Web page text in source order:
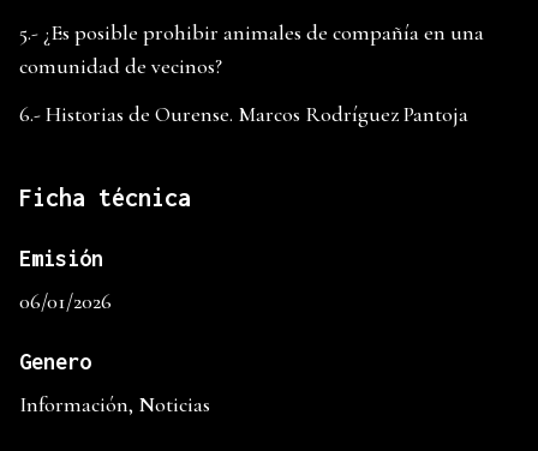
5.- ¿Es posible prohibir animales de compañía en una
comunidad de vecinos?
6.- Historias de Ourense. Marcos Rodríguez Pantoja
Ficha técnica
Emisión
06/01/2026
Genero
Información, Noticias